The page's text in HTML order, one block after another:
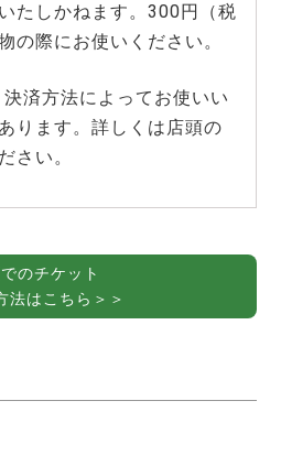
たしかねます。300円（税
の際にお使いください。
済方法によってお使いい
ります。詳しくは店頭の
さい。
のチケット
法はこちら＞＞